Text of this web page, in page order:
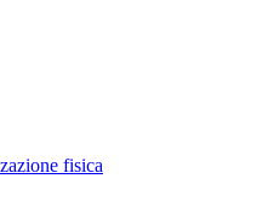
fisica